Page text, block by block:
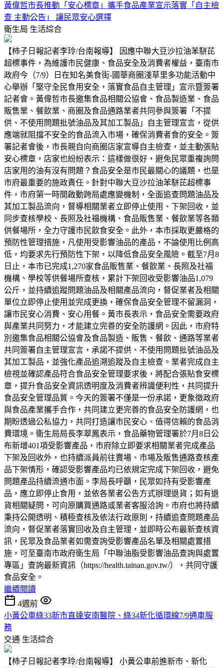
黃偉哲市長推動「安心標章」攜手食品產業宣示落實「自主檢
查 主動公告」 讓民眾安心選擇
衛生局 生活綜合
【柿子日報記者李玲/台南報導】 因應中聯大豆沙拉油苯駢芘
超標事件，為維護市民健康、食品安全及消費者權益，臺南市
政府今（7/9）日在知名美食街-國華商圈淺草里多功能活動中
心舉辦「堅守全民食用安全，落實食品自主管理」宣示暨簽署
記者會。黃偉哲市長邀集食品相關公協會、食品製造業、食品
販售業、餐飲業、商圈及食品通路業者共同參與簽署「不提
供、不使用問題批號油品及其加工製品」自主管理宣言，從供
應端就阻擋不安全的食品流入市場，確保消費者食的安全。簽
署記者會後，市長親自向商圈店家宣導自主檢查，並主動張貼
安心標章，店家也紛紛表示：這樣做很好，避免民眾重複詢問
店家用的油有沒有問題？食品安全是市民最關心的議題，也是
市府最重要的施政責任。針對中聯大豆沙拉油苯駢芘超標事
件，市府第一時間啟動跨局處應變機制，全面追查問題油品及
其加工製品流向，督導相關業者立即停止使用、下架回收，並
同步查核學校、長照及社福機構、食品販售業、餐飲業等各類
供餐場所，全力守護市民飲食安全。此外，本市採取更嚴格的
預防性管理措施，凡使用受影響油品的產品，不論使用比例高
低，均要求先行預防性下架，以降低食品安全風險。截至7月8
日止，本市已完成1,270家食品販售業、餐飲業、長照及社福
機構、學校等供餐場所查核，累計下架回收受影響油品1,079
公斤，並持續追蹤問題油品及相關產品流向，督促業者及相關
單位立即停止使用並完成更換，確保食品安全管理不留漏洞，
讓市民安心消費、安心用餐。黃市長表示，食品安全需要政府
與產業共同努力，才能建立完善的安全防護網。因此，市府特
別邀集食品相關公協會及食品製造、販售、餐飲、通路等業者
共同簽署自主管理宣言，承諾不提供、不使用問題批號油品及
其加工製品，並強化產品追溯追蹤及自主檢查。業者完成自主
檢視並確認產品符合食品安全管理要求後，將配合張貼食安標
章，提升食品安全資訊透明度及消費者辨識便利性，共同提升
食品安全管理品質。今天的簽署不僅是一份承諾，更象徵政府
與食品產業攜手合作，共同建立更完善的食品安全防護網，也
期盼透過公私協力，共同打造讓市民安心、值得信賴的食品消
費環境。衛生局局長李翠鳳表示，食品藥物管理署於7月8日公
布新增401項受影響產品，市府除立即要求相關業者完成產品
下架及回收外，也持續派員前往賣場、市場及販售通路查核產
品下架情形，確認受影響產品均已依規定完成下架回收，避免
問題產品持續流通市面。李局長呼籲，民眾如持有受影響產
品，應立即停止食用，並依各業者公告方式辦理退貨；如有退
貨相關疑問，可向原購買通路或業者客服洽詢。市府也將持續
秉持公開透明、積極查核及依法行政原則，持續追查問題產品
流向，督促業者落實回收及自主管理，並即時公布最新查核資
訊，民眾及食品業者如需查詢受影響產品名單及相關處置措
施，可至臺南市政府衛生局「中聯油脂受影響油品查詢與處置
專區」查詢最新資訊（https://health.tainan.gov.tw/），共同守護
食品安全。
繼續閱讀
4週前
小黃公車綠33新市直達安南醫院、綠34新化循環線7/9通車服
務
交通 生活綜合
【柿子日報記者李玲/台南報導】 小黃公車前進新市、新化